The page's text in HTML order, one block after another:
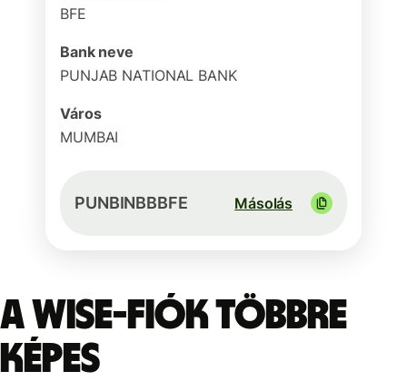
BFE
Bank neve
PUNJAB NATIONAL BANK
Város
MUMBAI
PUNBINBBBFE Másolás
A Wise-fiók többre
képes